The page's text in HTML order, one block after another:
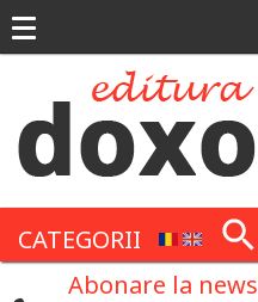
CATEGORII
Abonare la